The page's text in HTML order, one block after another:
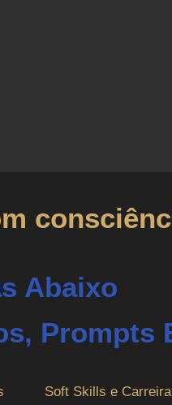
Abaixo
Prompts
Soft Skills e